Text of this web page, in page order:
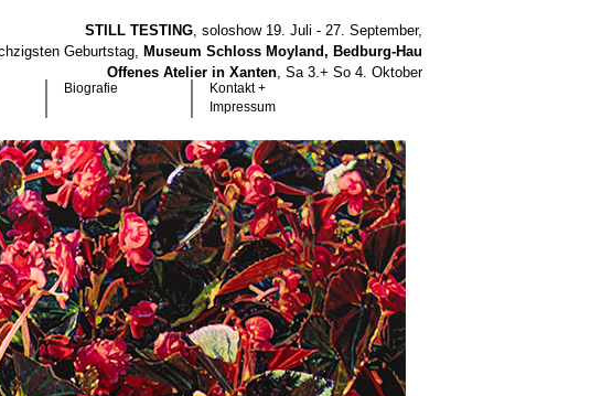
STILL TESTING, soloshow 19. Juli - 27. September,
Geburtstag, Museum Schloss Moyland, Bedburg-Hau
Offenes Atelier in Xanten, Sa 3.+ So 4. Oktober
Biografie
Kontakt +
Impressum